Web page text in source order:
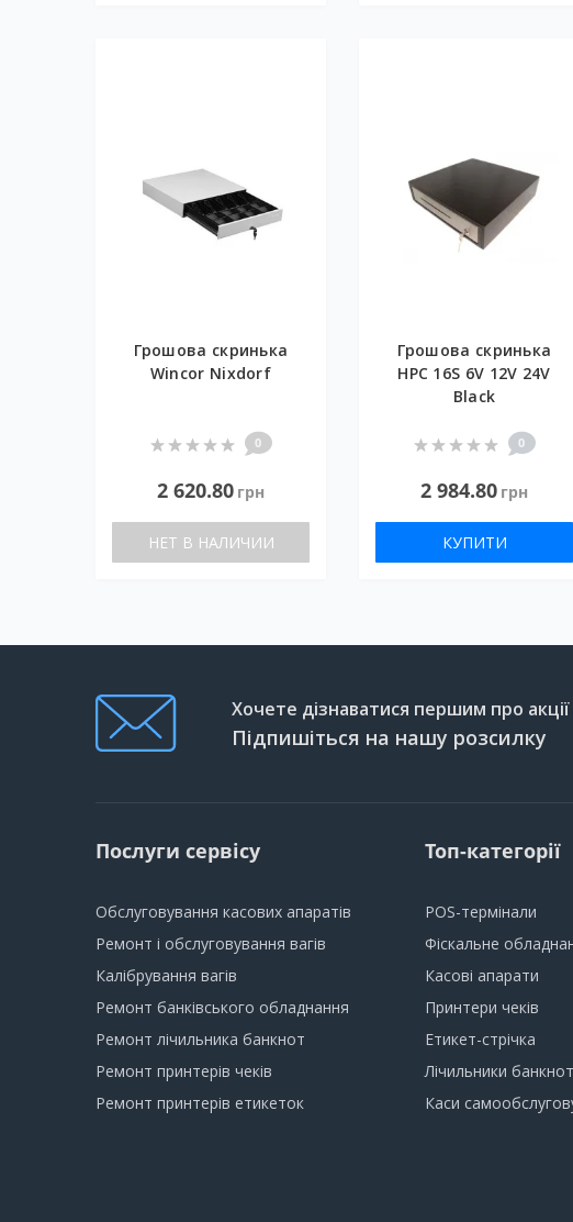
Грошова скринька
Wincor Nixdorf
0
2 620.80 грн
НЕТ В НАЛИЧИИ
Грошова скринька
HPC 16S 6V 12V 24V
Black
0
2 984.80 грн
КУПИТИ
Хочете дізнаватися першим про акції
Підпишіться на нашу розсилку
Послуги сервісу
Обслуговування касових апаратів
Ремонт і обслуговування вагів
Калібрування вагів
Ремонт банківського обладнання
Ремонт лічильника банкнот
Ремонт принтерів чеків
Ремонт принтерів етикеток
Топ-категорії
POS-термінали
Фіскальне
Касові апарати
Принтери чеків
Етикет-стрічка
Лічильники банкнот
Каси